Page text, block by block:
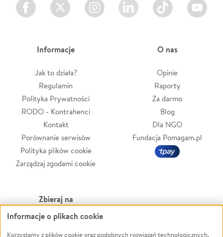
Informacje
Jak to działa?
Regulamin
Polityka Prywatności
RODO - Kontrahenci
Kontakt
Porównanie serwisów
Polityka plików cookie
Zarządzaj zgodami cookie
O nas
Opinie
Raporty
Za darmo
Blog
Dla NGO
Fundacja Pomagam.pl
Zbieraj na
Leczenie
Informacje o plikach cookie
Korzystamy z plików cookie oraz podobnych rozwiązań technologicznych,